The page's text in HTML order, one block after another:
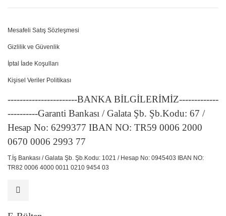
Mesafeli Satış Sözleşmesi
Gizlilik ve Güvenlik
İptal İade Koşulları
Kişisel Veriler Politikası
-----------------------BANKA BİLGİLERİMİZ-------------
----------Garanti Bankası / Galata Şb. Şb.Kodu: 67 /
Hesap No: 6299377 IBAN NO: TR59 0006 2000
0670 0006 2993 77
T.İş Bankası / Galata Şb. Şb.Kodu: 1021 / Hesap No: 0945403 IBAN NO:
TR82 0006 4000 0011 0210 9454 03